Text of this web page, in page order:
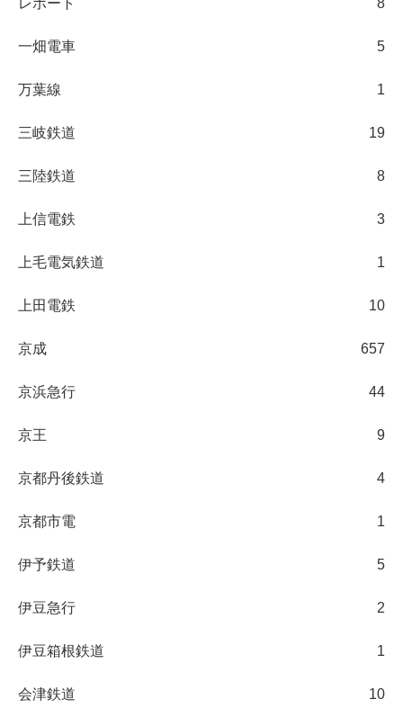
レポート 8
一畑電車 5
万葉線 1
三岐鉄道 19
三陸鉄道 8
上信電鉄 3
上毛電気鉄道 1
上田電鉄 10
京成 657
京浜急行 44
京王 9
京都丹後鉄道 4
京都市電 1
伊予鉄道 5
伊豆急行 2
伊豆箱根鉄道 1
会津鉄道 10